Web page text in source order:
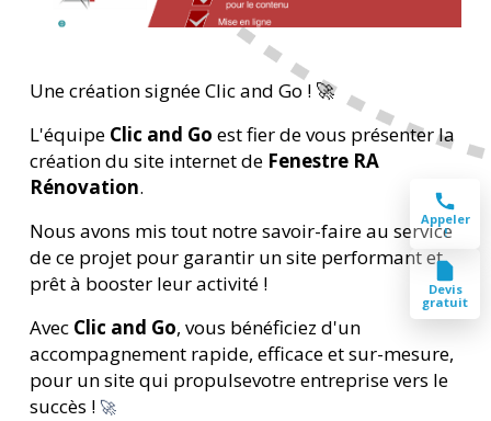
Une création signée Clic and Go ! 🚀
L'équipe Clic and Go est fier de vous présenter la
création du site internet de Fenestre RA
Rénovation.
Nous avons mis tout notre savoir-faire au service
de ce projet pour garantir un site performant et
prêt à booster leur activité !
Avec Clic and Go, vous bénéficiez d'un
accompagnement rapide, efficace et sur-mesure,
pour un site qui propulsevotre entreprise vers le
succès ! 🚀
Appeler
!
Devis
gratuit